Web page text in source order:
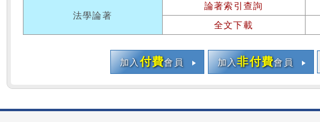
法學論著
論著索引查詢
全文下載
加入付費會員 加入非付費會員